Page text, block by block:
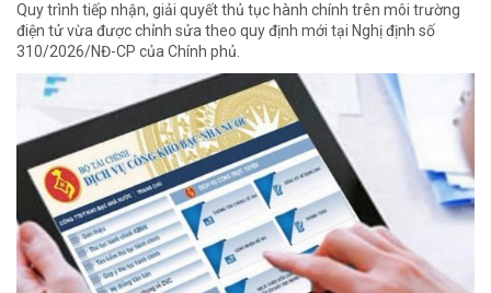
Quy trình tiếp nhận, giải quyết thủ tục hành chính trên môi trường
điện tử vừa được chỉnh sửa theo quy định mới tại Nghị định số
310/2026/NĐ-CP của Chính phủ.